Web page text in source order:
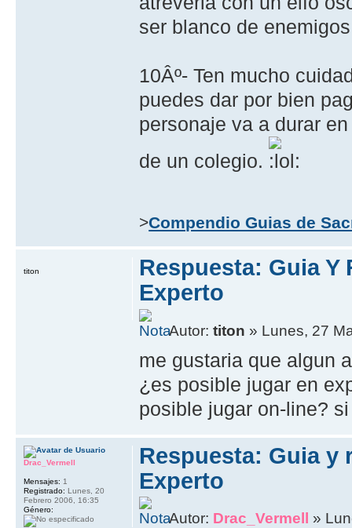
ser blanco de
10Âº- Ten mucho
puedes dar por bien
personaje va a durar
de un colegio.
>Compendio Guias de
Respuesta: Guia Y
Experto
Autor:titon » Lunes, 27
me gustaria que algun
¿es posible jugar en
posible jugar on-line?
titon
Respuesta: Guia y
Experto
Autor: Drac_Vermell »
Drac_Vermell
Mensajes: 1
Registrado: Lunes, 20
Febrero 2006, 16:35
Género: